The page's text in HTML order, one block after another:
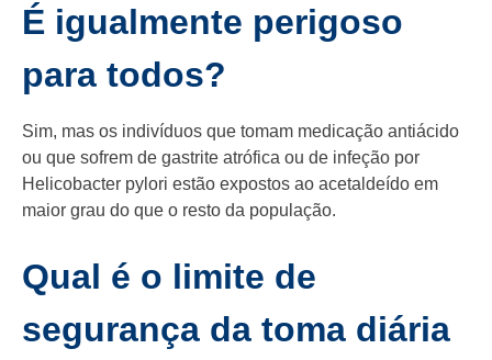
É igualmente perigoso
para todos?
Sim, mas os indivíduos que tomam medicação antiácido
ou que sofrem de gastrite atrófica ou de infeção por
Helicobacter pylori estão expostos ao acetaldeído em
maior grau do que o resto da população.
Qual é o limite de
segurança da toma diária